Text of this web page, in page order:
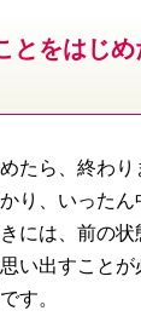
とをはじ
たら、終わり
り、いったん
には、前の状
い出すことが
す。